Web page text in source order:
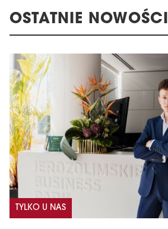
OSTATNIE NOWOŚCI
TYLKO U NAS